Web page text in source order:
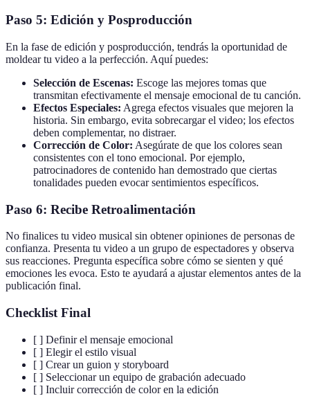
Paso 5: Edición y Posproducción
En la fase de edición y posproducción, tendrás la oportunidad de
moldear tu video a la perfección. Aquí puedes:
Selección de Escenas: Escoge las mejores tomas que
transmitan efectivamente el mensaje emocional de tu canción.
Efectos Especiales: Agrega efectos visuales que mejoren la
historia. Sin embargo, evita sobrecargar el video; los efectos
deben complementar, no distraer.
Corrección de Color: Asegúrate de que los colores sean
consistentes con el tono emocional. Por ejemplo,
patrocinadores de contenido han demostrado que ciertas
tonalidades pueden evocar sentimientos específicos.
Paso 6: Recibe Retroalimentación
No finalices tu video musical sin obtener opiniones de personas de
confianza. Presenta tu video a un grupo de espectadores y observa
sus reacciones. Pregunta específica sobre cómo se sienten y qué
emociones les evoca. Esto te ayudará a ajustar elementos antes de la
publicación final.
Checklist Final
[ ] Definir el mensaje emocional
[ ] Elegir el estilo visual
[ ] Crear un guion y storyboard
[ ] Seleccionar un equipo de grabación adecuado
[ ] Incluir corrección de color en la edición